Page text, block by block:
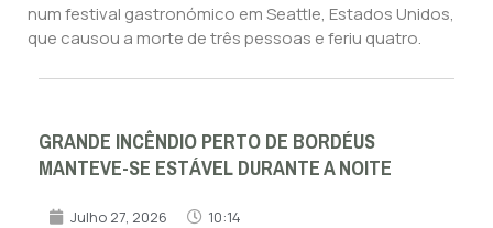
num festival gastronómico em Seattle, Estados Unidos,
que causou a morte de três pessoas e feriu quatro.
GRANDE INCÊNDIO PERTO DE BORDÉUS
MANTEVE-SE ESTÁVEL DURANTE A NOITE
Julho 27, 2026 10:14